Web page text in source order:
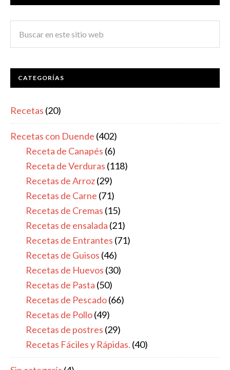
CATEGORÍAS
Recetas (20)
Recetas con Duende (402)
Receta de Canapés (6)
Receta de Verduras (118)
Recetas de Arroz(29)
Recetas de Carne (71)
Recetas de Cremas (15)
Recetas de ensalada (21)
Recetas de Entrantes (71)
Recetas de Guisos (46)
Recetas de Huevos (30)
Recetas de Pasta (50)
Recetas de Pescado(66)
Recetas de Pollo(49)
Recetas de postres (29)
Recetas Fáciles y Rápidas. (40)